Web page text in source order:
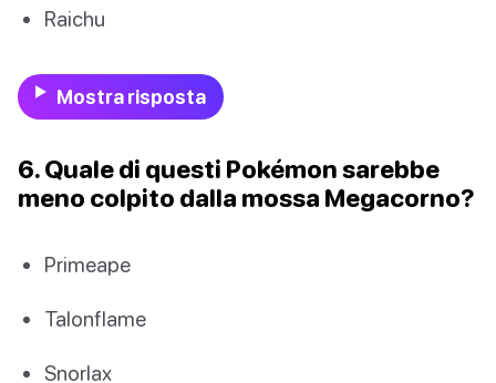
Raichu
Mostra risposta
6. Quale di questi Pokémon sarebbe
meno colpito dalla mossa Megacorno?
Primeape
Talonflame
Snorlax